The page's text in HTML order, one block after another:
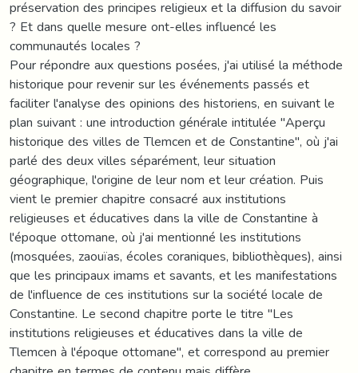
préservation des principes religieux et la diffusion du savoir
? Et dans quelle mesure ont-elles influencé les
communautés locales ?
Pour répondre aux questions posées, j'ai utilisé la méthode
historique pour revenir sur les événements passés et
faciliter l'analyse des opinions des historiens, en suivant le
plan suivant : une introduction générale intitulée "Aperçu
historique des villes de Tlemcen et de Constantine", où j'ai
parlé des deux villes séparément, leur situation
géographique, l'origine de leur nom et leur création. Puis
vient le premier chapitre consacré aux institutions
religieuses et éducatives dans la ville de Constantine à
l'époque ottomane, où j'ai mentionné les institutions
(mosquées, zaouïas, écoles coraniques, bibliothèques), ainsi
que les principaux imams et savants, et les manifestations
de l'influence de ces institutions sur la société locale de
Constantine. Le second chapitre porte le titre "Les
institutions religieuses et éducatives dans la ville de
Tlemcen à l'époque ottomane", et correspond au premier